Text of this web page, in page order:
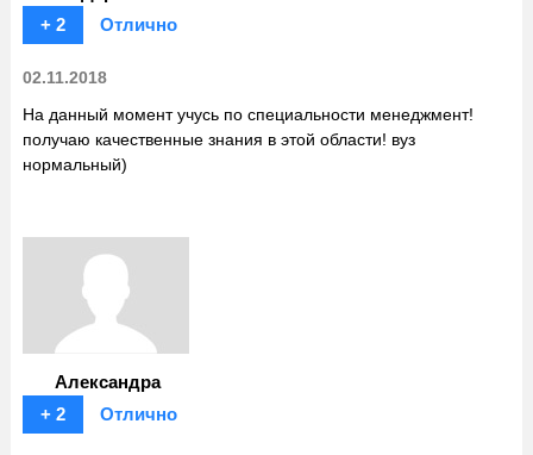
+ 2
Отлично
02.11.2018
На данный момент учусь по специальности менеджмент!
получаю качественные знания в этой области! вуз
нормальный)
Александра
+ 2
Отлично